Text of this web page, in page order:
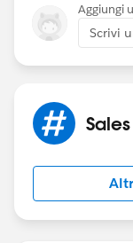
Aggiungi
Scrivi